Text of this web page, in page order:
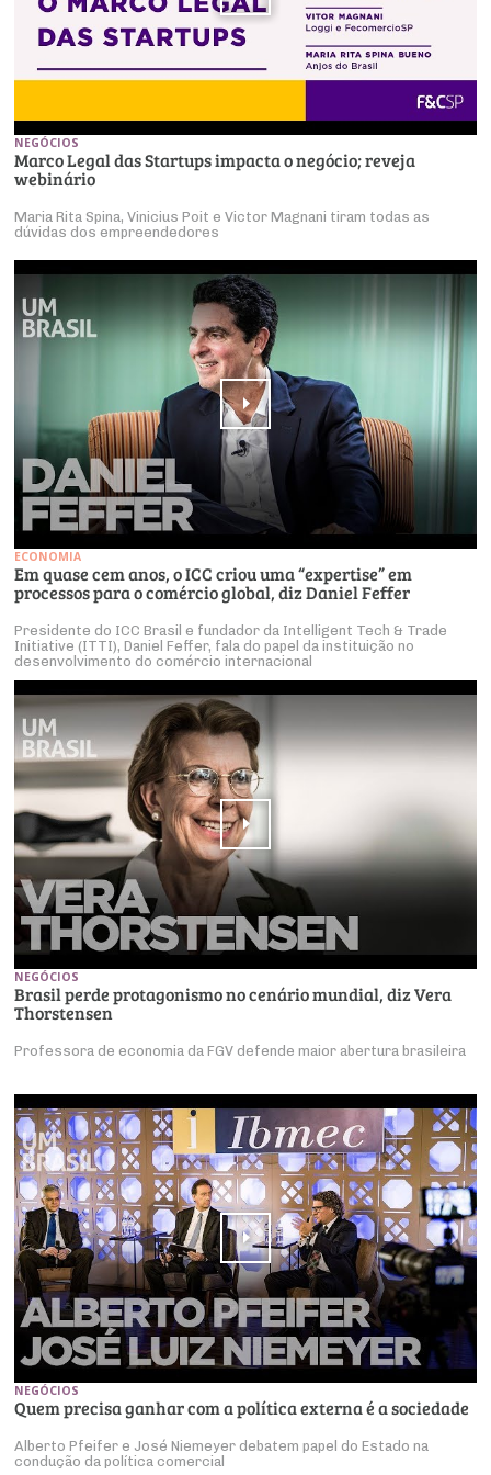
NEGÓCIOS
Marco Legal das Startups impacta o negócio; reveja
webinário
Maria Rita Spina, Vinicius Poit e Victor Magnani tiram todas as
dúvidas dos empreendedores
ECONOMIA
Em quase cem anos, o ICC criou uma “expertise” em
processos para o comércio global, diz Daniel Feffer
Presidente do ICC Brasil e fundador da Intelligent Tech & Trade
Initiative (ITTI), Daniel Feffer, fala do papel da instituição no
desenvolvimento do comércio internacional
NEGÓCIOS
Brasil perde protagonismo no cenário mundial, diz Vera
Thorstensen
Professora de economia da FGV defende maior abertura brasileira
NEGÓCIOS
Quem precisa ganhar com a política externa é a sociedade
Alberto Pfeifer e José Niemeyer debatem papel do Estado na
condução da política comercial